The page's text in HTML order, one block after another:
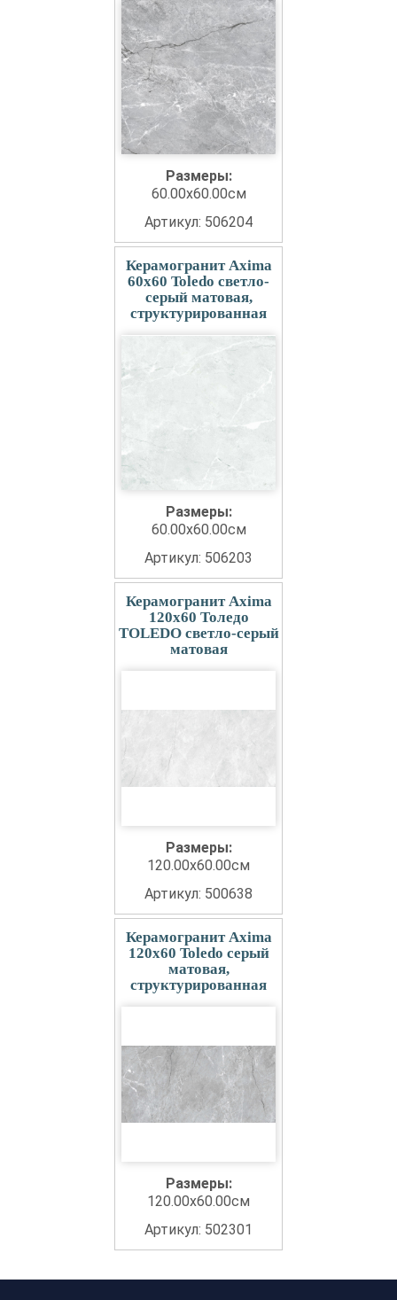
Размеры:
60.00x60.00см
Артикул: 506204
Керамогранит Axima
60x60 Toledo светло-
серый матовая,
структурированная
Размеры:
60.00x60.00см
Артикул: 506203
Керамогранит Axima
120x60 Толедо
TOLEDO светло-серый
матовая
Размеры:
120.00x60.00см
Артикул: 500638
Керамогранит Axima
120x60 Toledo серый
матовая,
структурированная
Размеры:
120.00x60.00см
Артикул: 502301